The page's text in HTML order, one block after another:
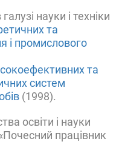
науки і техніки
та
і промислового
та
систем
(1998).
освіти і науки
працівник